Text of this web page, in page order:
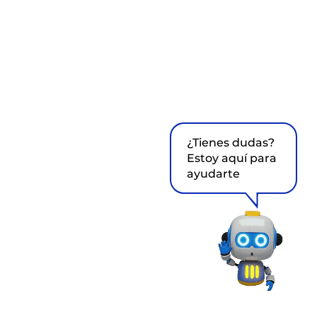
¿Tienes dudas?
Estoy aquí para
ayudarte